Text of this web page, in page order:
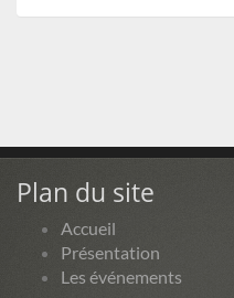
Plan du site
Accueil
Présentation
Les événements